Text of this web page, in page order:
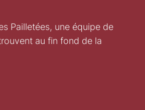
Pailletées, une équipe de
au fin fond de la